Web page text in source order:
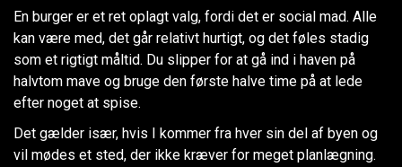
En burger er et ret oplagt valg, fordi det er social mad. Alle
kan være med, det går relativt hurtigt, og det føles stadig
som et rigtigt måltid. Du slipper for at gå ind i haven på
halvtom mave og bruge den første halve time på at lede
efter noget at spise.
Det gælder især, hvis I kommer fra hver sin del af byen og
vil mødes et sted, der ikke kræver for meget planlægning.